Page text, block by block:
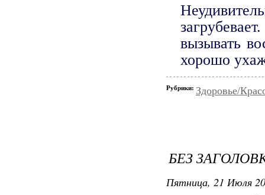
вызывать
хорошо
Рубрики: Здоровье/
БЕЗ
Пятница, 21 Июля